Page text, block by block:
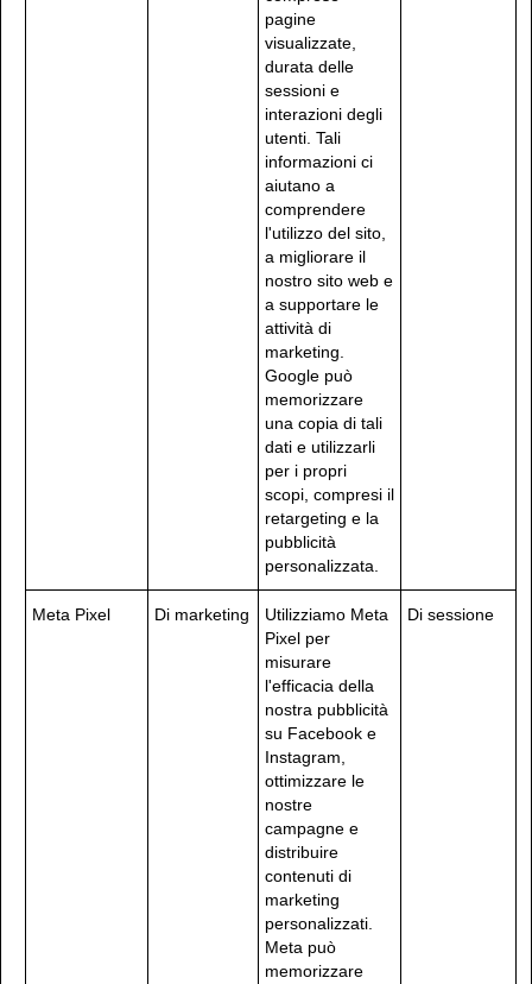
pagine
visualizzate,
durata delle
sessioni e
interazioni degli
utenti. Tali
informazioni ci
aiutano a
comprendere
l'utilizzo del sito,
a migliorare il
nostro sito web e
a supportare le
attività di
marketing.
Google può
memorizzare
una copia di tali
dati e utilizzarli
per i propri
scopi, compresi il
retargeting e la
pubblicità
personalizzata.
Meta Pixel Di marketing
Utilizziamo Meta
Pixel per
misurare
l'efficacia della
nostra pubblicità
su Facebook e
Instagram,
ottimizzare le
nostre
campagne e
distribuire
contenuti di
marketing
personalizzati.
Meta può
memorizzare
Di sessione